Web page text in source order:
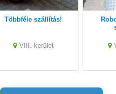
Többféle szállítás!
VIII. kerület
Robogó és motor